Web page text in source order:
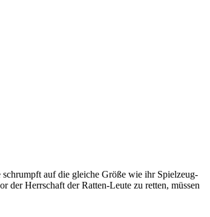
auf die gleiche Größe wie ihr Spielzeug-
der Herrschaft der Ratten-Leute zu retten, müssen